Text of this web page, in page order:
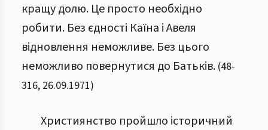
кращу долю. Це просто необхідно
робити. Без єдності Каїна і Авеля
відновлення неможливе. Без цього
неможливо повернутися до Батьків. (48-
316, 26.09.1971)
Християнство пройшло історичний